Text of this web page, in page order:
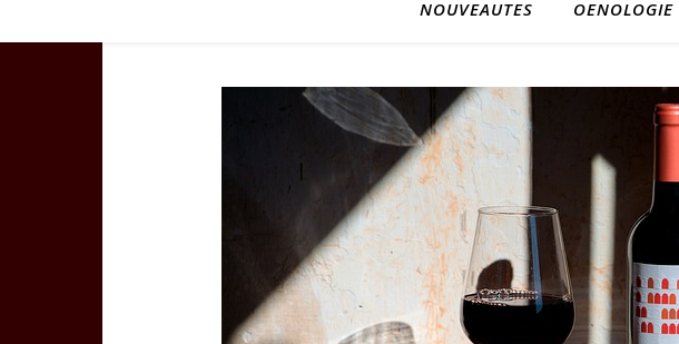
NOUVEAUTES OENOLOGIE